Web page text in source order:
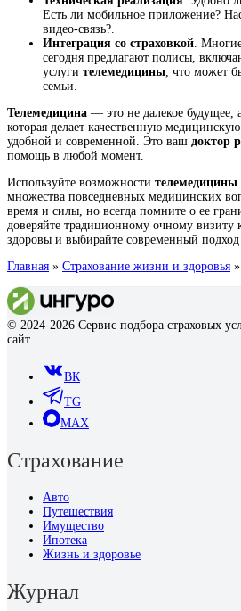
Есть ли мобильное приложение?
видео-связь?.
Интеграция со страховкой.
сегодня предлагают полисы,
услуги телемедицины, что может
семьи.
Телемедицина — это не далекое будущее,
которая делает качественную
удобной и современной. Это ваш доктор
помощь в любой момент.
Используйте возможности телемедицины
множества повседневных медицинских
время и силы, но всегда помните о ее
доверяйте традиционному очному визиту
здоровы и выбирайте современный подход
Главная » Страхование жизни и здоровья »
© 2024-2026 Сервис подбора страховых
сайт.
ВК
TG
MAX
Страхование
Авто
Путешествия
Имущество
Ипотека
Жизнь и здоровье
Журнал